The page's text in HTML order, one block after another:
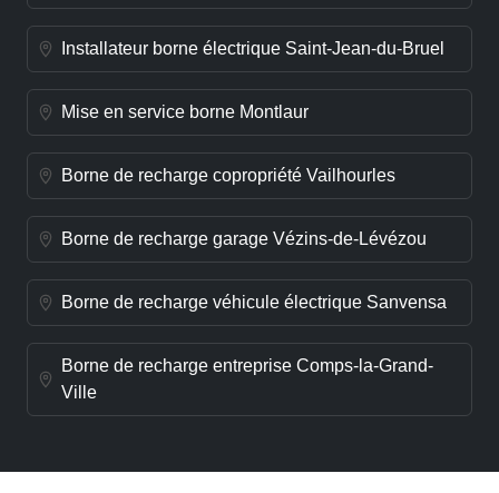
Installateur borne électrique Saint-Jean-du-Bruel
Mise en service borne Montlaur
Borne de recharge copropriété Vailhourles
Borne de recharge garage Vézins-de-Lévézou
Borne de recharge véhicule électrique Sanvensa
Borne de recharge entreprise Comps-la-Grand-
Ville